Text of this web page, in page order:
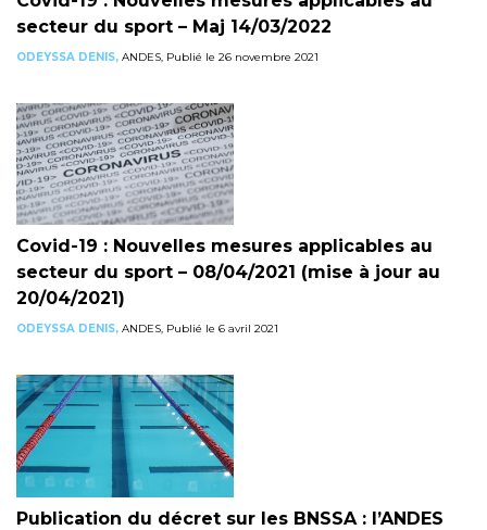
secteur du sport – Maj 14/03/2022
ODEYSSA DENIS, ANDES, Publié le 26 novembre 2021
Covid-19 : Nouvelles mesures applicables au
secteur du sport – 08/04/2021 (mise à jour au
20/04/2021)
ODEYSSA DENIS, ANDES, Publié le 6 avril 2021
Publication du décret sur les BNSSA : l’ANDES